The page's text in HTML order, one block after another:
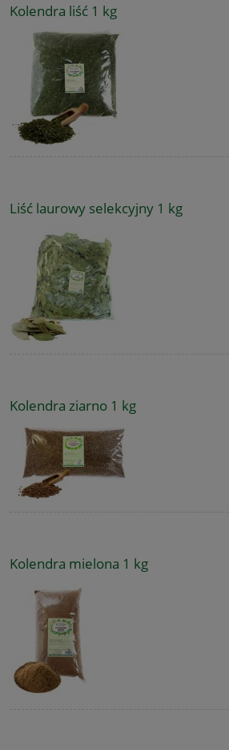
Kolendra liść 1 kg
Liść laurowy selekcyjny 1 kg
Kolendra ziarno 1 kg
Kolendra mielona 1 kg